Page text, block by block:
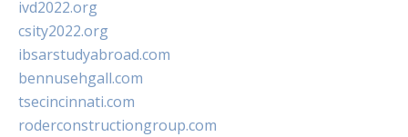
ivd2022.org
csity2022.org
ibsarstudyabroad.com
bennusehgall.com
tsecincinnati.com
roderconstructiongroup.com